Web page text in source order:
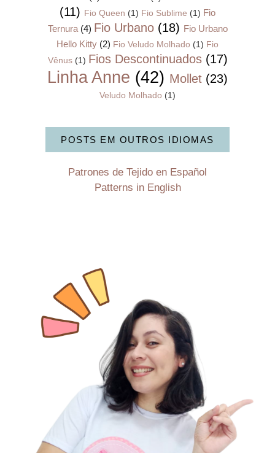
(11) Fio Queen (1) Fio Sublime (1) Fio
Ternura (4) Fio Urbano (18) Fio Urbano
Hello Kitty (2) Fio Veludo Molhado (1) Fio
Vênus (1) Fios Descontinuados (17)
Linha Anne (42) Mollet (23)
Veludo Molhado (1)
POSTS EM OUTROS IDIOMAS
Patrones de Tejido en Español
Patterns in English